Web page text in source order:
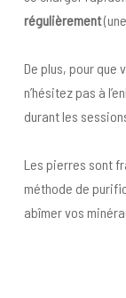
régulièrement
De plus, pour que
n’hésitez pas à
durant les
Les pierres sont
méthode de
abîmer vos